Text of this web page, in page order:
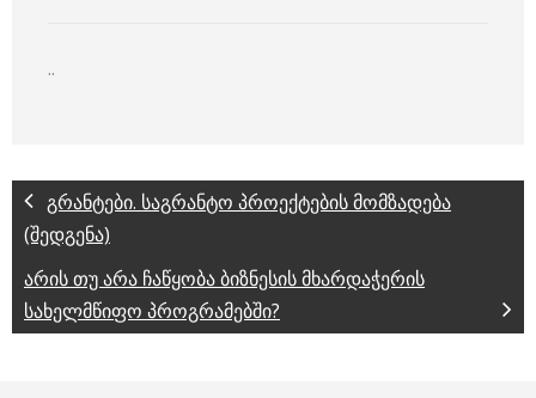
..
გრანტები. საგრანტო პროექტების მომზადება
(შედგენა)
არის თუ არა ჩაწყობა ბიზნესის მხარდაჭერის
სახელმწიფო პროგრამებში?